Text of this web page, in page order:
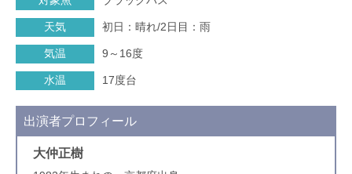
天気 初日：晴れ/2日目：雨
気温 9～16度
水温 17度台
出演者プロフィール
大仲正樹